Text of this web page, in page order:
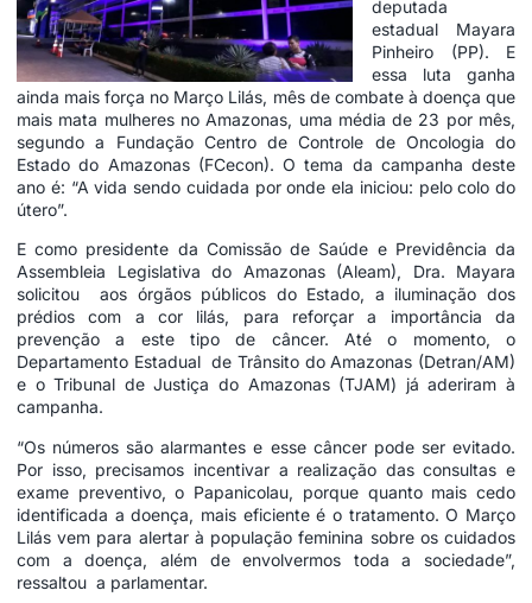
deputada
estadual Mayara
Pinheiro (PP). E
essa luta ganha
ainda mais força no Março Lilás, mês de combate à doença que
mais mata mulheres no Amazonas, uma média de 23 por mês,
segundo a Fundação Centro de Controle de Oncologia do
Estado do Amazonas (FCecon). O tema da campanha deste
ano é: “A vida sendo cuidada por onde ela iniciou: pelo colo do
útero”.
E como presidente da Comissão de Saúde e Previdência da
Assembleia Legislativa do Amazonas (Aleam), Dra. Mayara
solicitou aos órgãos públicos do Estado, a iluminação dos
prédios com a cor lilás, para reforçar a importância da
prevenção a este tipo de câncer. Até o momento, o
Departamento Estadual de Trânsito do Amazonas (Detran/AM)
e o Tribunal de Justiça do Amazonas (TJAM) já aderiram à
campanha.
“Os números são alarmantes e esse câncer pode ser evitado.
Por isso, precisamos incentivar a realização das consultas e
exame preventivo, o Papanicolau, porque quanto mais cedo
identificada a doença, mais eficiente é o tratamento. O Março
Lilás vem para alertar à população feminina sobre os cuidados
com a doença, além de envolvermos toda a sociedade”,
ressaltou a parlamentar.